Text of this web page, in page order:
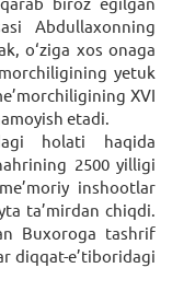
Abdullaxonning
o‘ziga xos onaga
yetuk
XVI
etadi.
holati haqida
2500 yilligi
inshootlar
ta’mirdan chiqdi.
Buxoroga tashrif
diqqat-e’tiboridagi